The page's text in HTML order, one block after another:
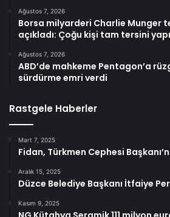
Ağustos 7, 2026
Borsa milyarderi Charlie Munger
açıkladı: Çoğu kişi tam tersini
Ağustos 7, 2026
ABD’de mahkeme Pentagon’a
sürdürme emri verdi
Rastgele Haberler
Mart 7, 2025
Fidan, Türkmen Cephesi
Aralık 15, 2025
Düzce Belediye Başkanı İtfaiye
Kasım 9, 2025